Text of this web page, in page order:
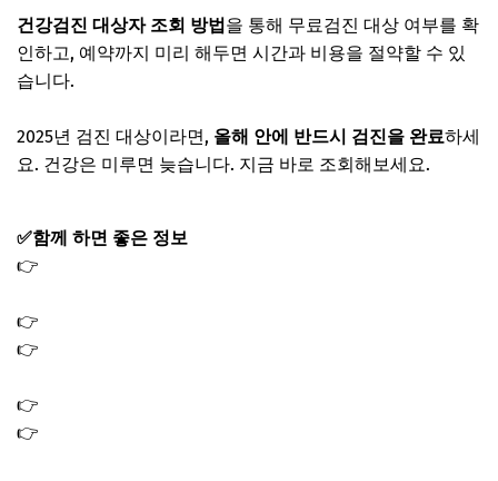
건강검진 대상자 조회 방법을 통해 무료검진 대상 여부를 확
인하고, 예약까지 미리 해두면 시간과 비용을 절약할 수 있
습니다.
2025년 검진 대상이라면, 올해 안에 반드시 검진을 완료하세
요. 건강은 미루면 늦습니다. 지금 바로 조회해보세요.
✅함께 하면 좋은 정보
👉
👉
👉
👉
👉